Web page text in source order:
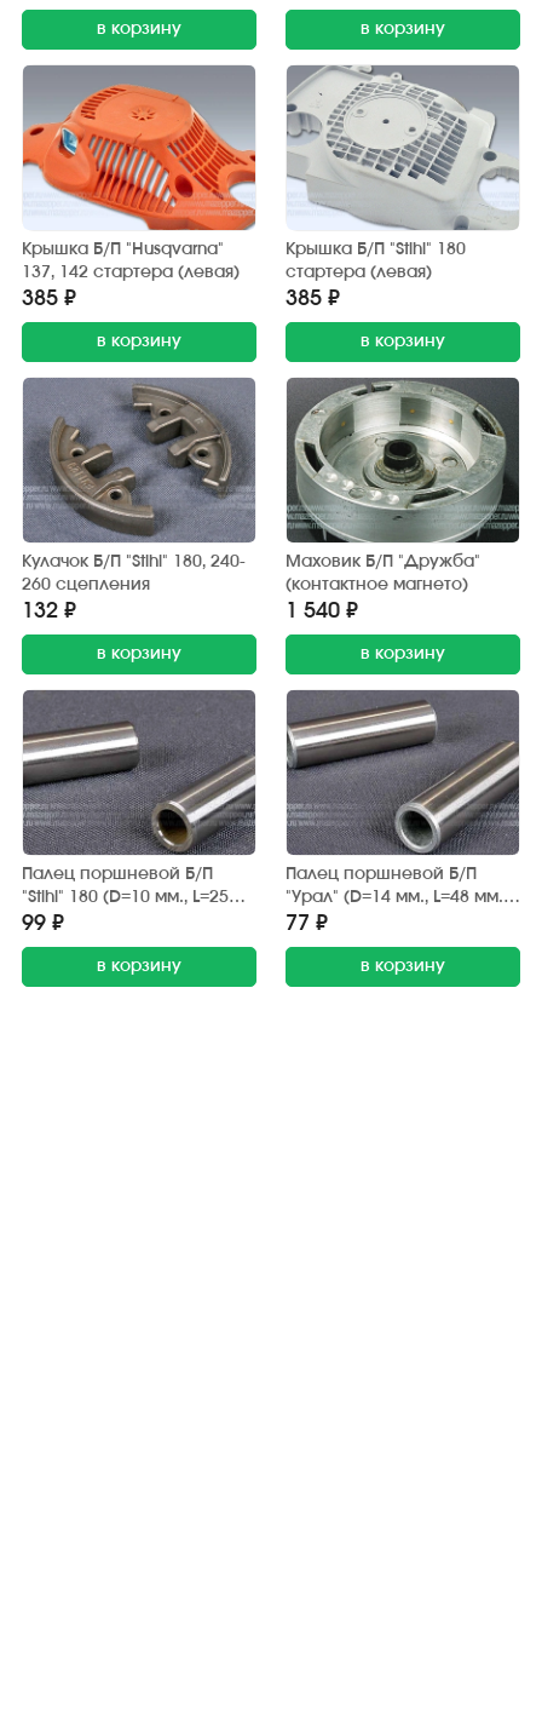
в корзину в корзину
Крышка Б/П "Husqvarna"
137, 142 стартера (левая)
385 ₽
в корзину
Крышка Б/П "Stihl" 180
стартера (левая)
385 ₽
в корзину
Кулачок Б/П "Stihl" 180, 240-
260 сцепления
132 ₽
в корзину
Маховик Б/П "Дружба"
(контактное магнето)
1 540 ₽
в корзину
Палец поршневой Б/П
"Stihl" 180 (D=10 мм., L=25
мм.) Китай
99 ₽
в корзину
Палец поршневой Б/П
"Урал" (D=14 мм., L=48 мм.)
Китай
77 ₽
в корзину